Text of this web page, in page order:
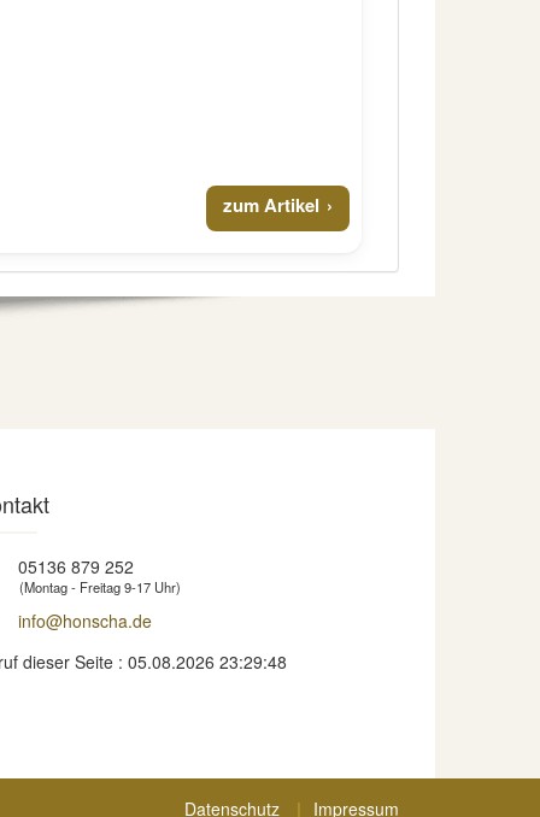
zum Artikel
05136 879 252
(Montag - Freitag 9-17 Uhr)
info@honscha.de
dieser Seite : 05.08.2026 23:29:48
Datenschutz Impressum